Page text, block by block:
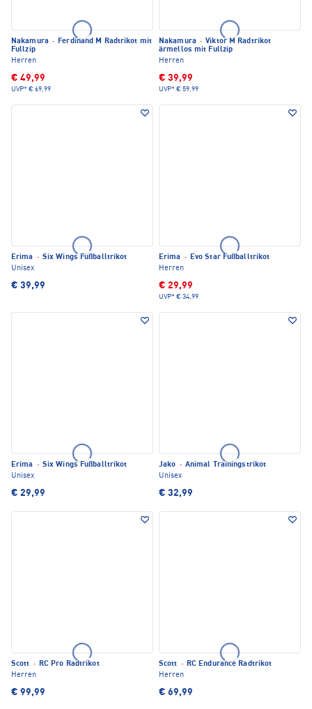
Nakamura · Ferdinand M Radtrikot mit
Fullzip
Herren
€ 49,99
UVP* € 69,99
Nakamura · Viktor M Radtrikot
ärmellos mit Fullzip
Herren
€ 39,99
UVP* € 59,99
Erima · Six Wings Fußballtrikot
Unisex
€ 39,99
Erima · Evo Star Fußballtrikot
Herren
€ 29,99
UVP* € 34,99
Erima · Six Wings Fußballtrikot
Unisex
€ 29,99
Jako · Animal Trainingstrikot
Unisex
€ 32,99
Scott · RC Pro Radtrikot
Herren
€ 99,99
Scott · RC Endurance Radtrikot
Herren
€ 69,99